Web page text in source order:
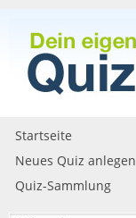
Startseite
Neues Quiz anlegen
Quiz-Sammlung